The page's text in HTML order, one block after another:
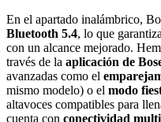
En el apartado inalámbrico,
Bluetooth 5.4, lo que
con un alcance mejorado.
través de la aplicación de
avanzadas como el
mismo modelo) o el modo
altavoces compatibles para
cuenta con conectividad